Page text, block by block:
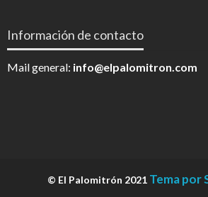
Información de contacto
Mail general: info@elpalomitron.com
© El Palomitrón 2021 Tema por